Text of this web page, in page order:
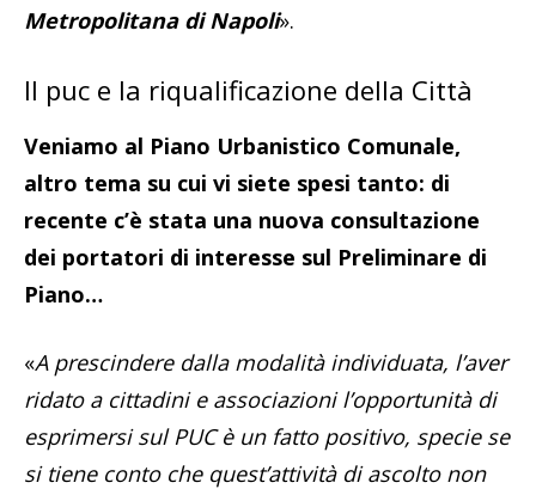
Metropolitana di Napoli».
Il puc e la riqualificazione della Città
Veniamo al Piano Urbanistico Comunale,
altro tema su cui vi siete spesi tanto: di
recente c’è stata una nuova consultazione
dei portatori di interesse sul Preliminare di
Piano…
«A prescindere dalla modalità individuata, l’aver
ridato a cittadini e associazioni l’opportunità di
esprimersi sul PUC è un fatto positivo, specie se
si tiene conto che quest’attività di ascolto non